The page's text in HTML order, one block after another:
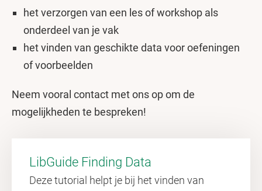
het verzorgen van een les of workshop als
onderdeel van je vak
het vinden van geschikte data voor oefeningen
of voorbeelden
Neem vooral contact met ons op om de
mogelijkheden te bespreken!
LibGuide Finding Data
Deze tutorial helpt je bij het vinden van